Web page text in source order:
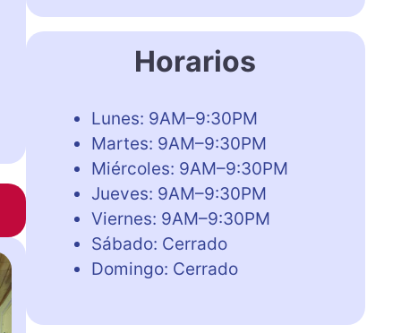
Horarios
Lunes: 9AM–9:30PM
Martes: 9AM–9:30PM
Miércoles: 9AM–9:30PM
Jueves: 9AM–9:30PM
Viernes: 9AM–9:30PM
Sábado: Cerrado
Domingo: Cerrado